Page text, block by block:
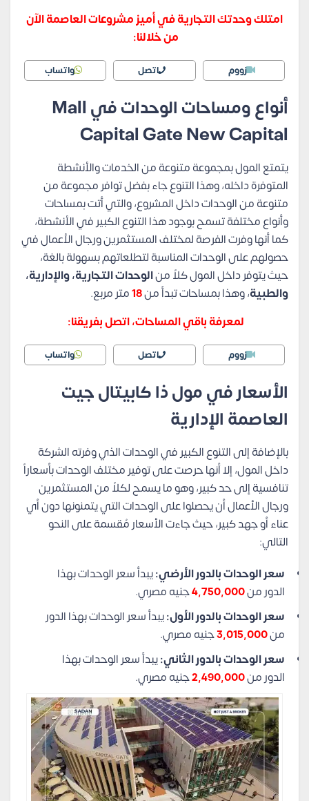
امتلك وحدتك التجارية في أميز مشروعات العاصمة الآن
من خلالنا:
زووم اتصل واتساب
أنواع ومساحات الوحدات في Mall
Capital Gate New Capital
يتمتع المول بمجموعة متنوعة من الخدمات والأنشطة
المتوفرة داخله، وهذا التنوع جاء بفضل توافر مجموعة من
متنوعة من الوحدات داخل المشروع، والتي أتت بمساحات
وأنواع مختلفة تسمح بوجود هذا التنوع الكبير في الأنشطة،
كما أنها وفرت الفرصة لمختلف المستثمرين ورجال الأعمال في
حصولهم على الوحدات المناسبة لتطلعاتهم بسهولة بالغة،
حيث يتوفر داخل المول كلاً منالوحدات التجارية، والإدارية،
والطبية، وهذا بمساحات تبدأ من18متر مربع.
لمعرفة باقي المساحات، اتصل بفريقنا:
زووم اتصل واتساب
الأسعار في مول ذا كابيتال جيت
العاصمة الإدارية
بالإضافة إلى التنوع الكبير في الوحدات الذي وفرته الشركة
داخل المول، إلا أنها حرصت على توفير مختلف الوحدات بأسعاراً
تنافسية إلى حد كبير، وهو ما يسمح لكلاً من المستثمرين
ورجال الأعمال أن يحصلوا على الوحدات التي يتمنونها دون أي
عناء أو جهد كبير، حيث جاءت الأسعار مُقسمة على النحو
التالي:
سعر الوحدات بالدور الأرضي:يبدأ سعر الوحدات بهذا
الدور من4,750,000جنيه مصري.
سعر الوحدات بالدور الأول:يبدأ سعر الوحدات بهذا الدور
من3,015,000جنيه مصري.
سعر الوحدات بالدور الثاني:يبدأ سعر الوحدات بهذا
الدور من2,490,000جنيه مصري.